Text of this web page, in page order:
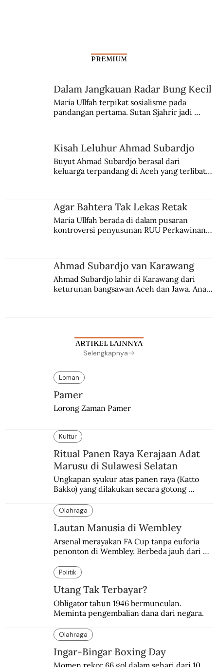
PREMIUM
Dalam Jangkauan Radar Bung Kecil
Maria Ullfah terpikat sosialisme pada
pandangan pertama. Sutan Sjahrir jadi
Kisah Leluhur Ahmad Subardjo
Buyut Ahmad Subardjo berasal dari
keluarga terpandang di Aceh yang terlibat
Agar Bahtera Tak Lekas Retak
Maria Ullfah berada di dalam pusaran
kontroversi penyusunan RUU Perkawinan.
Ahmad Subardjo van Karawang
Ahmad Subardjo lahir di Karawang dari
keturunan bangsawan Aceh dan Jawa. Anak
ARTIKEL LAINNYA
Selengkapnya
Loman
Pamer
Lorong Zaman Pamer
Kultur
Ritual Panen Raya Kerajaan Adat
Marusu di Sulawesi Selatan
Ungkapan syukur atas panen raya (Katto
Bakko) yang dilakukan secara gotong
Olahraga
Lautan Manusia di Wembley
Arsenal merayakan FA Cup tanpa euforia
penonton di Wembley. Berbeda jauh dari
silam.
Politik
Utang Tak Terbayar?
Obligator tahun 1946 bermunculan.
Meminta pengembalian dana dari negara.
Olahraga
Ingar-Bingar Boxing Day